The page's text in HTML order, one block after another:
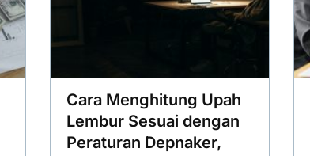
Cara Menghitung Upah
Lembur Sesuai dengan
Peraturan Depnaker,